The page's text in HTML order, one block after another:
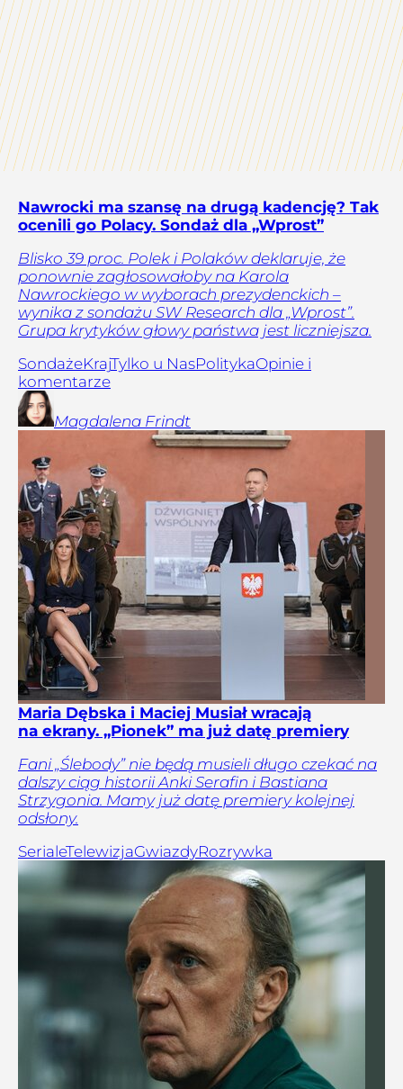
Nawrocki ma szansę na drugą kadencję? Tak
ocenili go Polacy. Sondaż dla „Wprost”
Blisko 39 proc. Polek i Polaków deklaruje, że
ponownie zagłosowałoby na Karola
Nawrockiego w wyborach prezydenckich –
wynika z sondażu SW Research dla „Wprost”.
Grupa krytyków głowy państwa jest liczniejsza.
SondażeKrajTylko u NasPolitykaOpinie i
komentarze
Magdalena Frindt
Maria Dębska i Maciej Musiał wracają
na ekrany. „Pionek” ma już datę premiery
Fani „Ślebody” nie będą musieli długo czekać na
dalszy ciąg historii Anki Serafin i Bastiana
Strzygonia. Mamy już datę premiery kolejnej
odsłony.
SerialeTelewizjaGwiazdyRozrywka